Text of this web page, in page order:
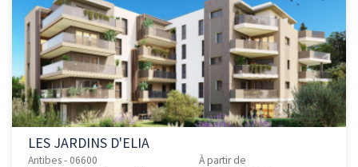
LES JARDINS D'ELIA
Antibes - 06600 À partir de